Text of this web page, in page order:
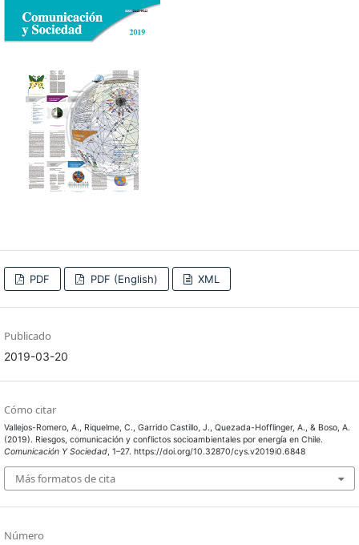
PDF PDF (English) XML
Publicado
2019-03-20
Cómo citar
Vallejos-Romero, A., Riquelme, C., Garrido Castillo, J., Quezada-Hofflinger, A., & Boso, A.
(2019). Riesgos, comunicación y conflictos socioambientales por energía en Chile.
Comunicación Y Sociedad, 1–27. https://doi.org/10.32870/cys.v2019i0.6848
Más formatos de cita
Número